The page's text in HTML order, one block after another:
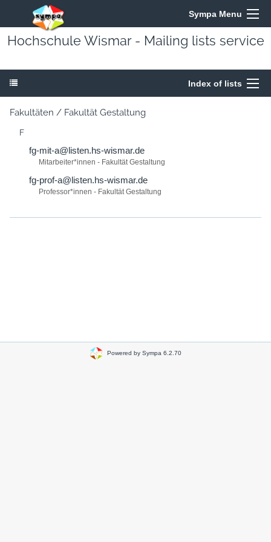
Sympa Menu
Hochschule Wismar - Mailing lists service
Index of lists
Fakultäten / Fakultät Gestaltung
F
fg-mit-a@listen.hs-wismar.de
Mitarbeiter*innen - Fakultät Gestaltung
fg-prof-a@listen.hs-wismar.de
Professor*innen - Fakultät Gestaltung
Powered by Sympa 6.2.70